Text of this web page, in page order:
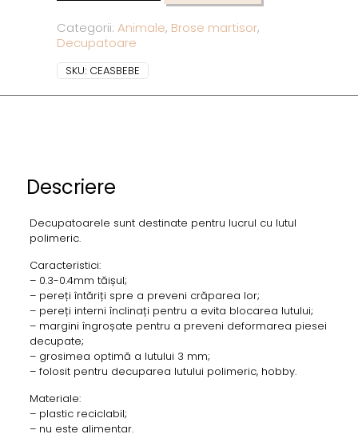
Categorii:Animale, Brose martisor,
Decupatoare
SKU: CEASBEBE
Descriere
Decupatoarele sunt destinate pentru lucrul cu lutul
polimeric.
Caracteristici:
– 0.3-0.4mm tăișul;
– pereți întăriți spre a preveni crăparea lor;
– pereți interni înclinați pentru a evita blocarea lutului;
– margini îngroșate pentru a preveni deformarea piesei
decupate;
– grosimea optimă a lutului 3 mm;
– folosit pentru decuparea lutului polimeric, hobby.
Materiale:
– plastic reciclabil;
– nu este alimentar.